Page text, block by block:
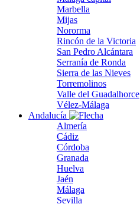
Marbella
Mijas
Nororma
Rincón de la Victoria
San Pedro Alcántara
Serranía de Ronda
Sierra de las Nieves
Torremolinos
Valle del Guadalhorce
Vélez-Málaga
Andalucía
Almería
Cádiz
Córdoba
Granada
Huelva
Jaén
Málaga
Sevilla